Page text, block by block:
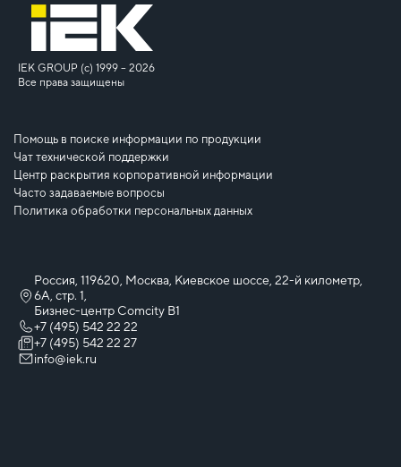
IEK GROUP (c) 1999 – 2026
Все права защищены
Помощь в поиске информации по продукции
Чат технической поддержки
Центр раскрытия корпоративной информации
Часто задаваемые вопросы
Политика обработки персональных данных
Россия, 119620, Москва, Киевское шоссе, 22-й километр,
6А, стр. 1,
Бизнес-центр Comcity B1
+7 (495) 542 22 22
+7 (495) 542 22 27
info@iek.ru